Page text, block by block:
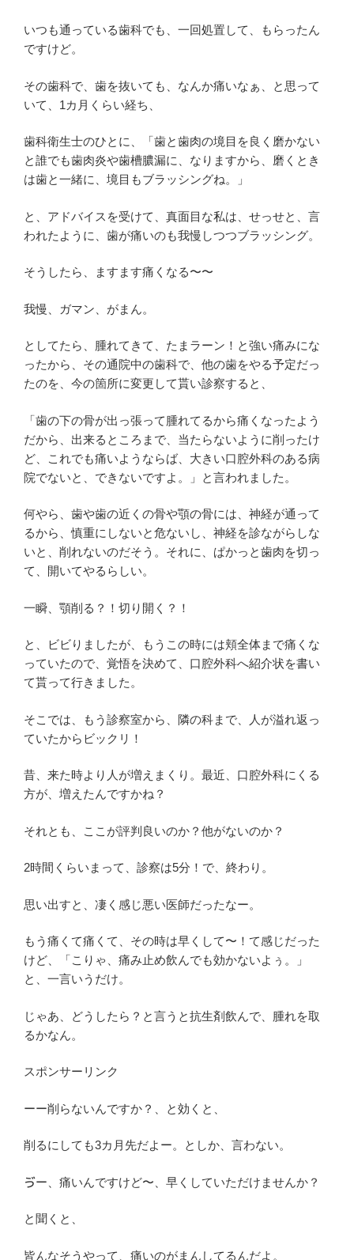
いつも通っている歯科でも、一回処置して、もらったん
ですけど。
その歯科で、歯を抜いても、なんか痛いなぁ、と思って
いて、1カ月くらい経ち、
歯科衛生士のひとに、「歯と歯肉の境目を良く磨かない
と誰でも歯肉炎や歯槽膿漏に、なりますから、磨くとき
は歯と一緒に、境目もブラッシングね。」
と、アドバイスを受けて、真面目な私は、せっせと、言
われたように、歯が痛いのも我慢しつつブラッシング。
そうしたら、ますます痛くなる〜〜
我慢、ガマン、がまん。
としてたら、腫れてきて、たまラーン！と強い痛みにな
ったから、その通院中の歯科で、他の歯をやる予定だっ
たのを、今の箇所に変更して貰い診察すると、
「歯の下の骨が出っ張って腫れてるから痛くなったよう
だから、出来るところまで、当たらないように削ったけ
ど、これでも痛いようならば、大きい口腔外科のある病
院でないと、できないですよ。」と言われました。
何やら、歯や歯の近くの骨や顎の骨には、神経が通って
るから、慎重にしないと危ないし、神経を診ながらしな
いと、削れないのだそう。それに、ぱかっと歯肉を切っ
て、開いてやるらしい。
一瞬、顎削る？！切り開く？！
と、ビビりましたが、もうこの時には頬全体まで痛くな
っていたので、覚悟を決めて、口腔外科へ紹介状を書い
て貰って行きました。
そこでは、もう診察室から、隣の科まで、人が溢れ返っ
ていたからビックリ！
昔、来た時より人が増えまくり。最近、口腔外科にくる
方が、増えたんですかね？
それとも、ここが評判良いのか？他がないのか？
2時間くらいまって、診察は5分！で、終わり。
思い出すと、凄く感じ悪い医師だったなー。
もう痛くて痛くて、その時は早くして〜！て感じだった
けど、「こりゃ、痛み止め飲んでも効かないよぅ。」
と、一言いうだけ。
じゃあ、どうしたら？と言うと抗生剤飲んで、腫れを取
るかなん。
スポンサーリンク
ーー削らないんですか？、と効くと、
削るにしても3カ月先だよー。としか、言わない。
ゔー、痛いんですけど〜、早くしていただけませんか？
と聞くと、
皆んなそうやって、痛いのがまんしてるんだよ。